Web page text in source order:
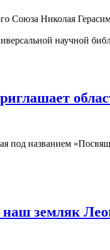
Николая
научной
под названием
наш земляк